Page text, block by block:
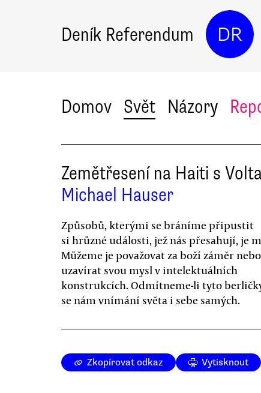
Deník Referendum DR
Domov Svět Názory
Zemětřesení na Haiti s
Michael Hauser
Způsobů, kterými se bráníme připustit
si hrůzné události, jež nás přesahují, je
Můžeme je považovat za boží záměr nebo
uzavírat svou mysl v intelektuálních
konstrukcích. Odmítneme-li tyto
se nám vnímání světa i sebe samých.
Zkopírovat odkaz Vytisknout